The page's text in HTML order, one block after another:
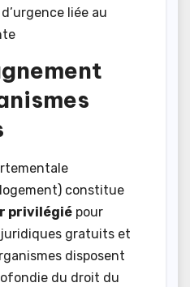
liée au
constitue
privilégié pour
gratuits et
disposent
du droit du